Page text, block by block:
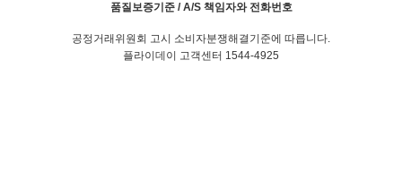
품질보증기준 / A/S 책임자와 전화번호
공정거래위원회 고시 소비자분쟁해결기준에 따릅니다.
플라이데이 고객센터 1544-4925